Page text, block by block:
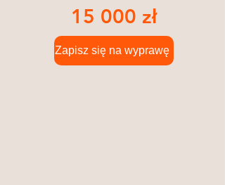
15 000 zł
Zapisz się na wyprawę